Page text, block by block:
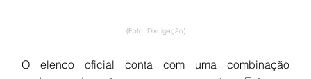
(Foto: Divulgação)
O elenco oficial conta com uma combinação